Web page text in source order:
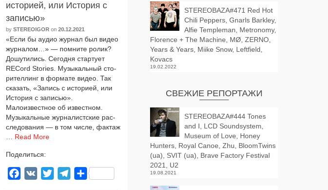
историей, или История с
записью»
bySTEREOIGOR on20.12.2021
«Если бы аудио жур­нал был видео
жур­на­лом…» — помни­те ролик?
Дошутились. Сегодня стар­ту­ет
RECord Stories. Музыкальный сто­
ри­тел­линг в фор­ма­те видео. Так
ска­зать, «Запись с исто­ри­ей, или
История с запи­сью».
Малоизвестное об извест­ном.
Музыкальные жур­на­лист­ские рас­
сле­до­ва­ния — в том чис­ле, фак­таж
Read More
Поделиться:
Facebook
VK TwitterTelegramОтправить
STEREOBAZA#471 Red Hot
Chili Peppers, Gnarls Barkley,
Alfie Templeman, Metronomy,
Florence + The Machine, MØ, ZERNO,
Years & Years, Miike Snow, Leftfield,
Kovacs
19.02.2022
СВЕЖИЕ РЕПОРТАЖИ
STEREOBAZA#444 Tones
and I, LCD Soundsystem,
Museum of Love, Honey
Hunters, Royal Canoe, Zhu, BloomTwins
(ua), SVIT (ua), Brave Factory Festival
2021, U2
19.08.2021